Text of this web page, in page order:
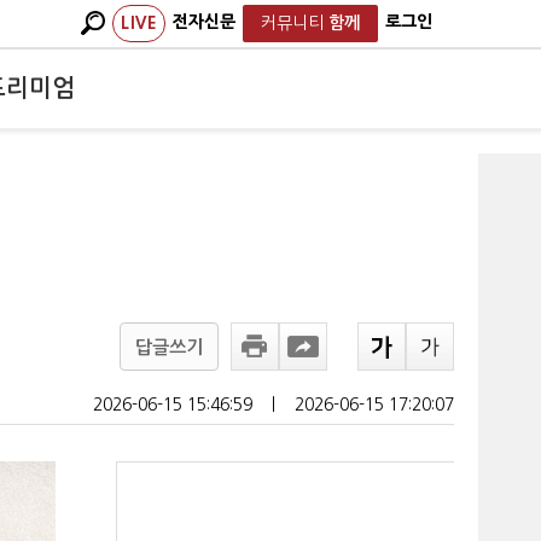
LIVE 전자신문 커뮤니티 함께 로그인
리미엄
답글쓰기
2026-06-15 15:46:59 2026-06-15 17:20:07